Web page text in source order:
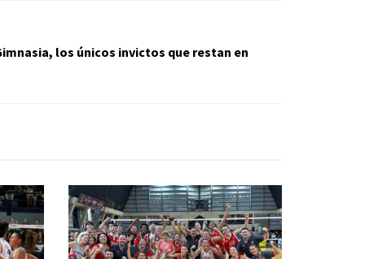
los únicos invictos que restan en